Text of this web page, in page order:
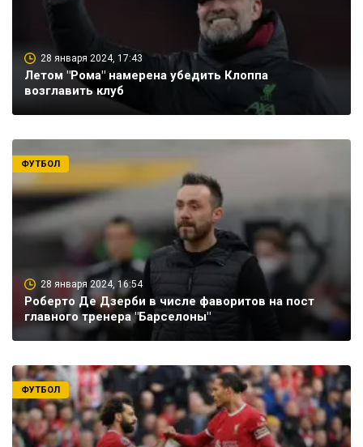
28 января 2024, 17:43
Летом "Рома" намерена убедить Клоппа
возглавить клуб
28 января 2024, 16:54
Роберто Де Дзерби в числе фаворитов на пост
главного тренера "Барселоны"
ФУТБОЛ
ФУТБОЛ